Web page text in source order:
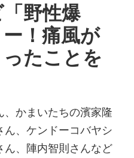
野性爆
！痛風が
たことを
、かまいたちの濱家隆
、ケンドーコバヤシ
ん、陣内智則さんなど